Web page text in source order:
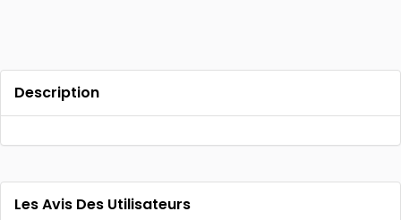
Description
Les Avis Des Utilisateurs